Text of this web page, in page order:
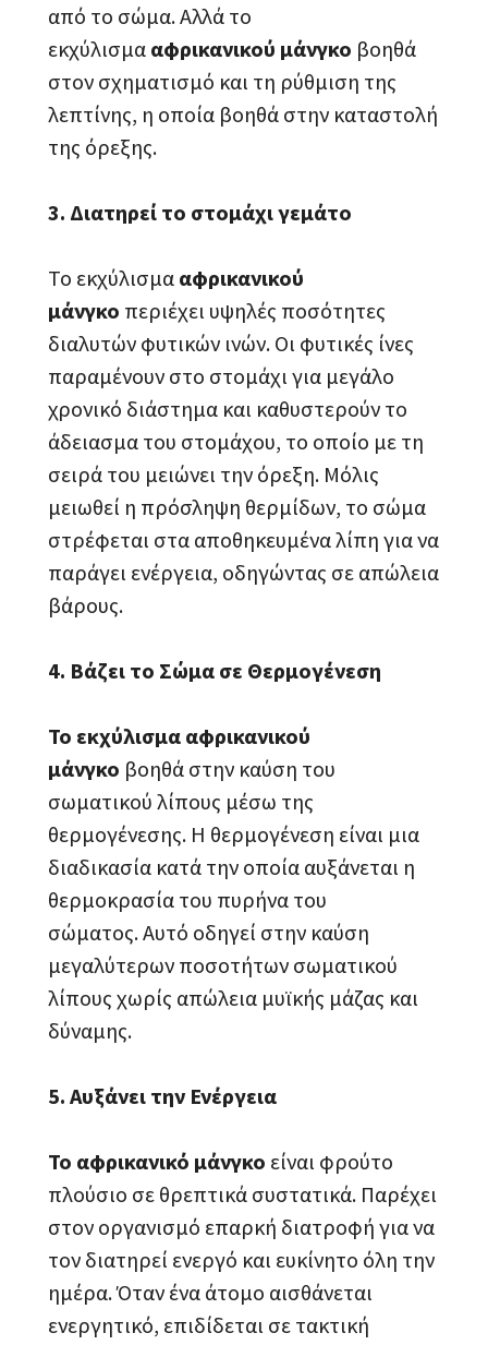
από το σώμα. Αλλά το
εκχύλισμα αφρικανικού μάνγκο βοηθά
στον σχηματισμό και τη ρύθμιση της
λεπτίνης, η οποία βοηθά στην καταστολή
της όρεξης.
3. Διατηρεί το στομάχι γεμάτο
Το εκχύλισμα αφρικανικού
μάνγκο περιέχει υψηλές ποσότητες
διαλυτών φυτικών ινών. Οι φυτικές ίνες
παραμένουν στο στομάχι για μεγάλο
χρονικό διάστημα και καθυστερούν το
άδειασμα του στομάχου, το οποίο με τη
σειρά του μειώνει την όρεξη. Μόλις
μειωθεί η πρόσληψη θερμίδων, το σώμα
στρέφεται στα αποθηκευμένα λίπη για να
παράγει ενέργεια, οδηγώντας σε απώλεια
βάρους.
4. Βάζει το Σώμα σε Θερμογένεση
Το εκχύλισμα αφρικανικού
μάνγκο βοηθά στην καύση του
σωματικού λίπους μέσω της
θερμογένεσης. Η θερμογένεση είναι μια
διαδικασία κατά την οποία αυξάνεται η
θερμοκρασία του πυρήνα του
σώματος. Αυτό οδηγεί στην καύση
μεγαλύτερων ποσοτήτων σωματικού
λίπους χωρίς απώλεια μυϊκής μάζας και
δύναμης.
5. Αυξάνει την Ενέργεια
Το αφρικανικό μάνγκο είναι φρούτο
πλούσιο σε θρεπτικά συστατικά. Παρέχει
στον οργανισμό επαρκή διατροφή για να
τον διατηρεί ενεργό και ευκίνητο όλη την
ημέρα. Όταν ένα άτομο αισθάνεται
ενεργητικό, επιδίδεται σε τακτική